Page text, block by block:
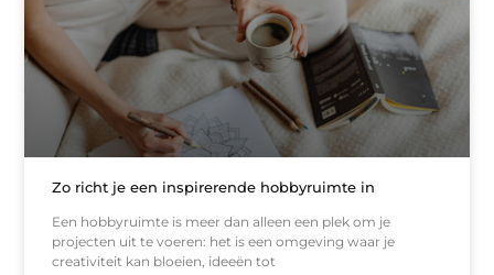
Zo richt je een inspirerende hobbyruimte in
Een hobbyruimte is meer dan alleen een plek om je
projecten uit te voeren: het is een omgeving waar je
creativiteit kan bloeien, ideeën tot